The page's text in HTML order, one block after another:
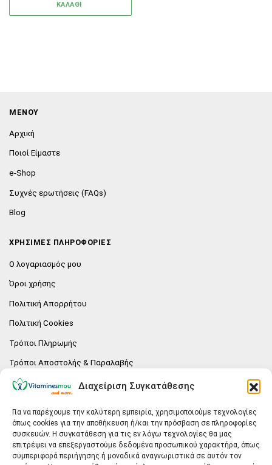
Διαχείριση Συγκατάθεσης
Για να παρέχουμε την καλύτερη εμπειρία, χρησιμοποιούμε τεχνολογίες
όπως cookies για την αποθήκευση ή/και την πρόσβαση σε πληροφορίες
συσκευών. Η συγκατάθεση για τις εν λόγω τεχνολογίες θα μας
επιτρέψει να επεξεργαστούμε δεδομένα προσωπικού χαρακτήρα, όπως
συμπεριφορά περιήγησης ή μοναδικά αναγνωριστικά σε αυτόν τον
ΚΑΛΑΘΙ
ΜΕΝΟΥ
Αρχική
Ποιοί Είμαστε
e-Shop
Συχνές ερωτήσεις (FAQs)
Blog
ΧΡΗΣΙΜΕΣ ΠΛΗΡΟΦΟΡΙΕΣ
Ο λογαριασμός μου
Όροι χρήσης
Πολιτική Απορρήτου
Πολιτική Cookies
Τρόποι Πληρωμής
Τρόποι Αποστολής & Παραλαβής
Πολιτική επιστροφών
E-SHOP
Vitaminesmou.gr.